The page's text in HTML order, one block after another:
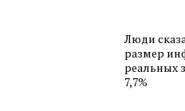
Люди
размер
реальных
7,7%